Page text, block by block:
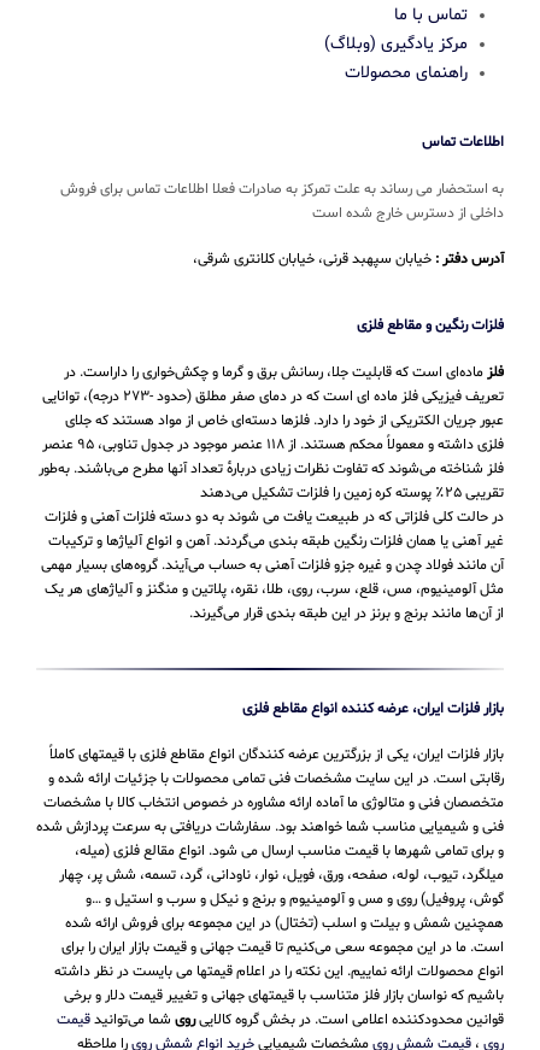
تماس با ما
مرکز یادگیری (وبلاگ)
راهنمای محصولات
اطلاعات تماس
به استحضار می رساند به علت تمرکز به صادرات فعلا اطلاعات تماس برای فروش
داخلی از دسترس خارج شده است
آدرس دفتر : خیابان سپهبد قرنی، خیابان کلانتری شرقی،
فلزات رنگین و مقاطع فلزی
فلز ماده‌ای است که قابلیت جلا، رسانش برق و گرما و چکش‌خواری را داراست. در
تعریف فیزیکی فلز ماده ای است که در دمای صفر مطلق (حدود -۲۷۳ درجه)، توانایی
عبور جریان الکتریکی از خود را دارد. فلزها دسته‌ای خاص از مواد هستند که جلای
فلزی داشته و معمولاً محکم هستند. از ۱۱۸ عنصر موجود در جدول تناوبی، ۹۵ عنصر
فلز شناخته می‌شوند که تفاوت نظرات زیادی دربارهٔ تعداد آنها مطرح می‌باشند. به‌طور
تقریبی ۲۵٪ پوسته کره زمین را فلزات تشکیل می‌دهند
در حالت کلی فلزاتی که در طبیعت یافت می شوند به دو دسته فلزات آهنی و فلزات
غیر آهنی یا همان فلزات رنگین طبقه بندی می‌گردند. آهن و انواع آلیاژها و ترکیبات
آن مانند فولاد چدن و غیره جزو فلزات آهنی به حساب می‌‌آیند. گروه‌های بسیار مهمی
مثل آلومینیوم، مس، قلع، سرب، روی، طلا، نقره، پلاتین و منگنز و آلیاژهای هر یک
از آن‌ها مانند برنج و برنز در این طبقه‌ بندی قرار می‌‌گیرند.
بازار فلزات ایران، عرضه کننده انواع مقاطع فلزی
بازار فلزات ایران، یکی از بزرگترین عرضه کنندگان انواع مقاطع فلزی با قیمتهای کاملاً
رقابتی است. در این سایت مشخصات فنی تمامی محصولات با جزئیات ارائه شده و
متخصصان فنی و متالوژی ما آماده ارائه مشاوره در خصوص انتخاب کالا با مشخصات
فنی و شیمیایی مناسب شما خواهند بود. سفارشات دریافتی به سرعت پردازش شده
و برای تمامی شهرها با قیمت مناسب ارسال می شود. انواع مقالع فلزی (میله،
میلگرد، تیوب، لوله، صفحه، ورق، فویل، نوار، ناودانی، گرد، تسمه، شش پر، چهار
گوش، پروفیل) روی و مس و آلومینیوم و برنج و نیکل و سرب و استیل و …و
همچنین شمش و بیلت و اسلب (تختال) در این مجموعه برای فروش ارائه شده
است. ما در این مجموعه سعی می‌کنیم تا قیمت جهانی و قیمت بازار ایران را برای
انواع محصولات ارائه نماییم. این نکته را در اعلام قیمتها می بایست در نظر داشته
باشیم که نواسان بازار فلز متناسب با قیمتهای جهانی و تغییر قیمت دلار و برخی
قوانین محدودکننده اعلامی است. در بخش گروه کالاییروی شما می‌توانیدقیمت
روی ، قیمت شمش رویمشخصات شیمیاییخرید انواع شمش رویرا ملاحظه